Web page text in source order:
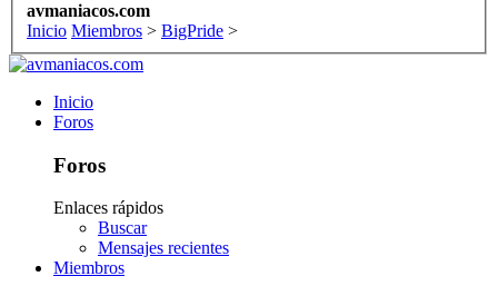
avmaniacos.com
Inicio Miembros > BigPride >
Inicio
Foros
Foros
Enlaces rápidos
Buscar
Mensajes recientes
Miembros